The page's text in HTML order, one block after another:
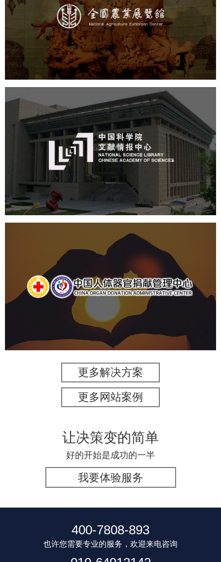
文化艺术 展馆网站建设
博物馆展厅设计
数字博物馆建设
展厅空间设计
企业展厅设计
公司展厅设计
北京展厅设计 产品展厅设计
中国科学院文献情报中心
网站建设
数字博物馆建设
展厅空间设计
产品展厅设计
中国人体器官捐献管理中心
国企 品牌官网 网站建设
更多解决方案
更多网站案例
让决策变的简单
好的开始是成功的一半
我要体验服务
400-7808-893
也许您需要专业的服务，欢迎来电咨询